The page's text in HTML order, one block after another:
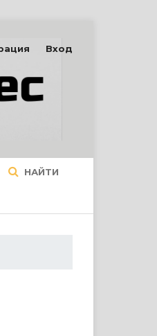
НАЙТИ
Вход